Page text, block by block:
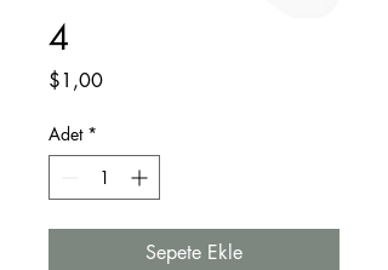
4
$1,00Fiyat
Adet *
Sepete Ekle